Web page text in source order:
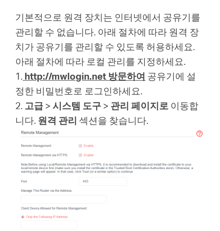
기본적으로 원격 장치는 인터넷에서 공유기를
관리할 수 없습니다. 아래 절차에 따라 원격 장
치가 공유기를 관리할 수 있도록 허용하세요.
아래 절차에 따라 로컬 관리를 지정하세요.
1. http://mwlogin.net 방문하여 공유기에 설
정한 비밀번호로 로그인하세요.
2. 고급 > 시스템 도구 > 관리 페이지로 이동합
니다. 원격 관리 섹션을 찾습니다.